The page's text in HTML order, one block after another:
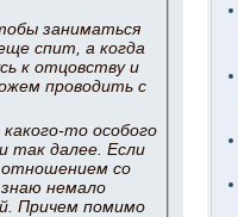
заниматься
спит, а когда
к отцовству и
проводить с
то особого
так далее. Если
отношением со
немало
Причем помимо